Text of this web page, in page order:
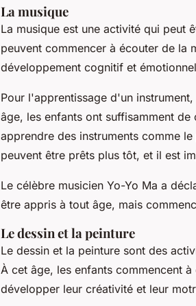
La musique
La musique est une activité qui peut
peuvent commencer à écouter de la
développement cognitif et
Pour l'apprentissage d'un
âge, les enfants ont suffisamment
apprendre des instruments comme
peuvent être prêts plus tôt, et il est
Le célèbre musicien Yo-Yo Ma a
être appris à tout âge, mais
Le dessin et la peinture
Le dessin et la peinture sont des
À cet âge, les enfants commencent
développer leur créativité et leur